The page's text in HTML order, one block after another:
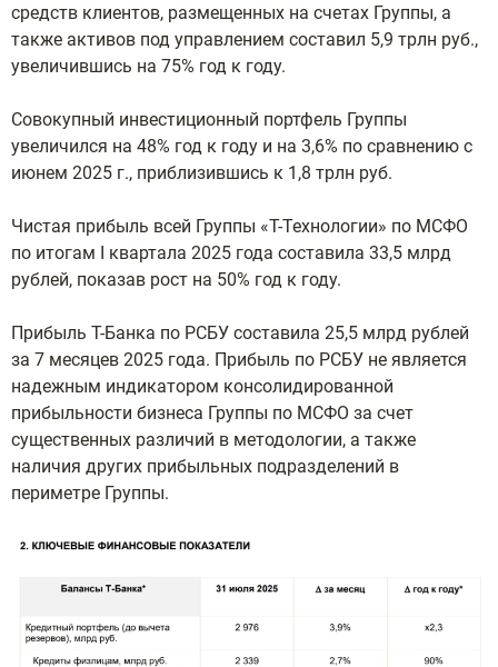
средств клиентов, размещенных на счетах Группы, а
также активов под управлением составил 5,9 трлн руб.,
увеличившись на 75% год к году.
Совокупный инвестиционный портфель Группы
увеличился на 48% год к году и на 3,6% по сравнению с
июнем 2025 г., приблизившись к 1,8 трлн руб.
Чистая прибыль всей Группы «Т-Технологии» по МСФО
по итогам I квартала 2025 года составила 33,5 млрд
рублей, показав рост на 50% год к году.
Прибыль Т-Банка по РСБУ составила 25,5 млрд рублей
за 7 месяцев 2025 года. Прибыль по РСБУ не является
надежным индикатором консолидированной
прибыльности бизнеса Группы по МСФО за счет
существенных различий в методологии, а также
наличия других прибыльных подразделений в
периметре Группы.